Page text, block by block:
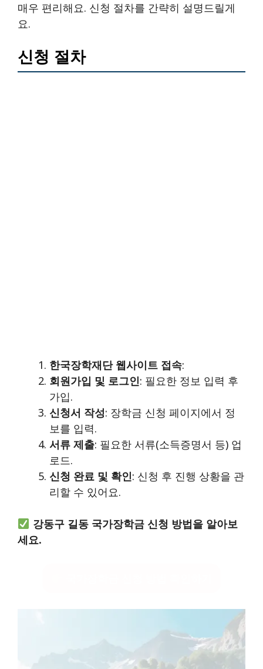
매우 편리해요. 신청 절차를 간략히 설명드릴게
요.
신청 절차
한국장학재단 웹사이트 접속:
회원가입 및 로그인: 필요한 정보 입력 후
가입.
신청서 작성: 장학금 신청 페이지에서 정
보를 입력.
서류 제출: 필요한 서류(소득증명서 등) 업
로드.
신청 완료 및 확인: 신청 후 진행 상황을 관
리할 수 있어요.
강동구 길동 국가장학금 신청 방법을 알아보
세요.